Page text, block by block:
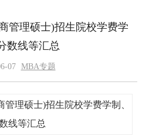
管理硕士)招生院校学费学
数线等汇总
07 MBA专题